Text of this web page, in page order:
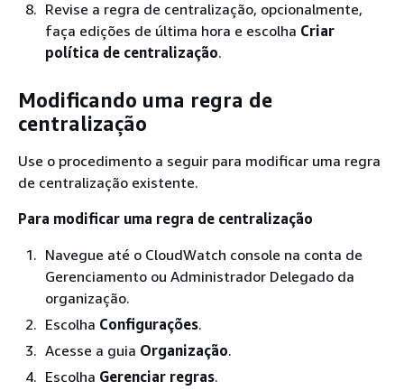
Revise a regra de centralização, opcionalmente,
faça edições de última hora e escolha Criar
política de centralização.
Modificando uma regra de
centralização
Use o procedimento a seguir para modificar uma regra
de centralização existente.
Para modificar uma regra de centralização
Navegue até o CloudWatch console na conta de
Gerenciamento ou Administrador Delegado da
organização.
Escolha Configurações.
Acesse a guia Organização.
Escolha Gerenciar regras.